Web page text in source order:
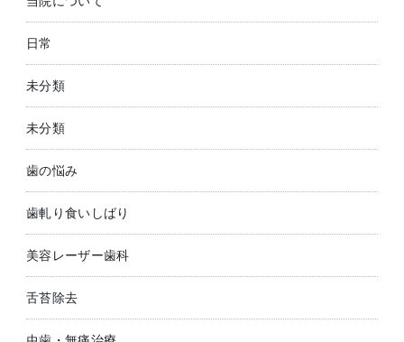
日常
未分類
未分類
歯の悩み
歯軋り食いしばり
美容レーザー歯科
舌苔除去